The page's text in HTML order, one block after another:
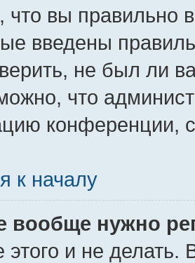
что вы правильно
введены
не был ли
что
конференции,
к началу
вообще нужно
и не делать.